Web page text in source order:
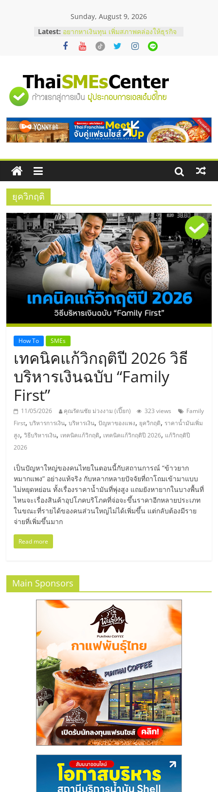
Sunday, August 9, 2026
Latest: อยากหาเงินทุน เพิ่มสภาพคล่องให้ธุรกิจ
เริ่มยังไงให้ผ่านฉลุย
สัมมนาออนไลน์ โอกาสบริหารสถานี
ThaiFranchise Meet Up จับคู่แฟรน
ไชส์ ครั้งที่ 8
ร้านเครื่องเสียงคุณภาพสูง พร้อม
บริษัท Cybersecurity ในไทยที่ไหนดี?
วิธีเลือกผู้ให้บริการให้คุ้มค่าและตอบ
โจทย์ธุรกิจ
"ศูนย์
รวม
ข้อมูล
ธุรกิจ
SME
แห่ง
ประเทศไทย,
ThaiSMEsCenter,
รวม
ธุรกิจ
เอ
ส
เอ็
มอี
ไทย,
SMEs,
แฟ
รน
ไชส์,
ปรึกษา
แฟ
ไชส์,
รวม
ยุควิกฤติ
How To SMEs
เทคนิคแก้วิกฤติปี 2026 วิธี
บริหารเงินฉบับ “Family
First”
11/05/2026 คุณรัตนชัย ม่วงงาม (เปี๊ยก) 323 views
Family
First,บริหารการเงิน,บริหารเงิน,ปัญหาของแพง, ยุควิกฤติ, ราคาน้ำมันเพิ่ม
สูง,วิธีบริหารเงิน, เทคนิคแก้วิกฤติ, เทคนิคแก้วิกฤติปี 2026, แก้วิกฤติปี
2026
เป็นปัญหาใหญ่ของคนไทยในตอนนี้กับสถานการณ์ “ข้าวยาก
หมากแพง” อย่างแท้จริง กับหลากหลายปัจจัยที่ถาโถมเข้ามาแบบ
ไม่หยุดหย่อน ทั้งเรื่องราคาน้ำมันที่พุ่งสูง แถมยังหายากในบางพื้นที่
ไหนจะเรื่องสินค้าอุปโภคบริโภคที่จ่อจะขึ้นราคาอีกหลายประเภท
ในขณะที่รายได้ของคนส่วนใหญ่ไม่ได้เพิ่มขึ้น แต่กลับต้องมีราย
จ่ายที่เพิ่มขึ้นมาก
Read more
Main Sponsors